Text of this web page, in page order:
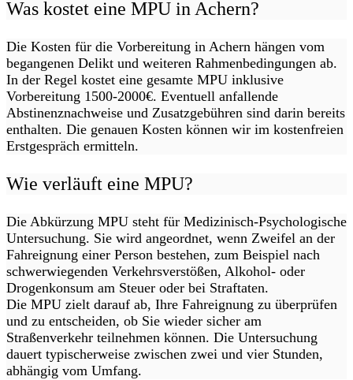
Was kostet eine MPU in Achern?
Die Kosten für die Vorbereitung in Achern hängen vom
begangenen Delikt und weiteren Rahmenbedingungen ab.
In der Regel kostet eine gesamte MPU inklusive
Vorbereitung 1500-2000€. Eventuell anfallende
Abstinenznachweise und Zusatzgebühren sind darin bereits
enthalten. Die genauen Kosten können wir im kostenfreien
Erstgespräch ermitteln.
Wie verläuft eine MPU?
Die Abkürzung MPU steht für Medizinisch-Psychologische
Untersuchung. Sie wird angeordnet, wenn Zweifel an der
Fahreignung einer Person bestehen, zum Beispiel nach
schwerwiegenden Verkehrsverstößen, Alkohol- oder
Drogenkonsum am Steuer oder bei Straftaten.
Die MPU zielt darauf ab, Ihre Fahreignung zu überprüfen
und zu entscheiden, ob Sie wieder sicher am
Straßenverkehr teilnehmen können. Die Untersuchung
dauert typischerweise zwischen zwei und vier Stunden,
abhängig vom Umfang.